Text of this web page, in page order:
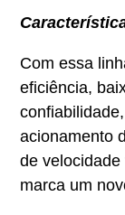
Com essa
eficiência,
acionamento
de
marca um